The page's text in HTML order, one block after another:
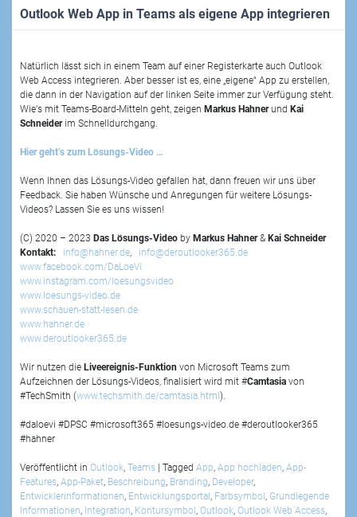
Outlook Web App in Teams als eigene App integrieren
Natürlich lässt sich in einem Team auf einer Registerkarte auch Outlook
Web Access integrieren. Aber besser ist es, eine „eigene“ App zu erstellen,
die dann in der Navigation auf der linken Seite immer zur Verfügung steht.
Wie‘s mit Teams-Board-Mitteln geht, zeigen Markus Hahnerund Kai
Schneiderim Schnelldurchgang.
Hier geht’s zum Lösungs-Video …
Wenn Ihnen das Lösungs-Video gefallen hat, dann freuen wir uns über
Feedback. Sie haben Wünsche und Anregungen für weitere Lösungs-
Videos? Lassen Sie es uns wissen!
(C) 2020 – 2023 Das Lösungs-Video by Markus Hahner& Kai Schneider
Kontakt:
info@hahner.de, info@deroutlooker365.de
www.facebook.com/DaLoeVi
www.instagram.com/loesungsvideo
www.loesungs-video.de
www.schauen-statt-lesen.de
www.hahner.de
www.deroutlooker365.de
Wir nutzen die Liveereignis-Funktion von Microsoft Teams zum
Aufzeichnen der Lösungs-Videos, finalisiert wird mit #Camtasia von
#TechSmith (www.techsmith.de/camtasia.html).
#daloevi #DPSC #microsoft365 #loesungs-video.de #deroutlooker365
#hahner
Veröffentlicht in Outlook, Teams | Tagged App, App hochladen, App-
Features, App-Paket, Beschreibung, Branding, Developer,
Entwicklerinformationen, Entwicklungsportal, Farbsymbol, Grundlegende
Informationen, Integration, Kontursymbol, Outlook, Outlook Web Access,